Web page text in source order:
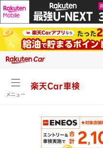
メニュー
楽天Car車検